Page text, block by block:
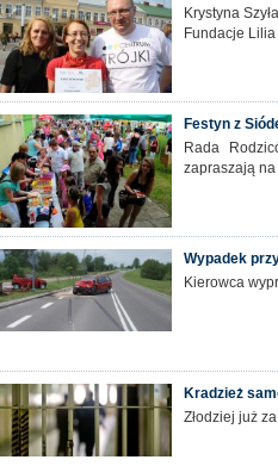
Krystyna
Fundacje
Festyn z
Rada
zapraszają
Wypadek
Kierowca
Kradzież
Złodziej już